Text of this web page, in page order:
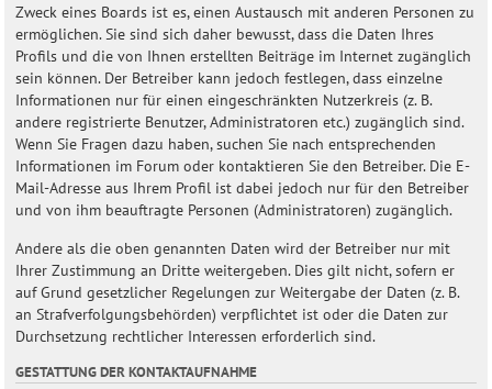
Zweck eines Boards ist es, einen Austausch mit anderen Personen zu
ermöglichen. Sie sind sich daher bewusst, dass die Daten Ihres
Profils und die von Ihnen erstellten Beiträge im Internet zugänglich
sein können. Der Betreiber kann jedoch festlegen, dass einzelne
Informationen nur für einen eingeschränkten Nutzerkreis (z. B.
andere registrierte Benutzer, Administratoren etc.) zugänglich sind.
Wenn Sie Fragen dazu haben, suchen Sie nach entsprechenden
Informationen im Forum oder kontaktieren Sie den Betreiber. Die E-
Mail-Adresse aus Ihrem Profil ist dabei jedoch nur für den Betreiber
und von ihm beauftragte Personen (Administratoren) zugänglich.
Andere als die oben genannten Daten wird der Betreiber nur mit
Ihrer Zustimmung an Dritte weitergeben. Dies gilt nicht, sofern er
auf Grund gesetzlicher Regelungen zur Weitergabe der Daten (z. B.
an Strafverfolgungsbehörden) verpflichtet ist oder die Daten zur
Durchsetzung rechtlicher Interessen erforderlich sind.
GESTATTUNG DER KONTAKTAUFNAHME